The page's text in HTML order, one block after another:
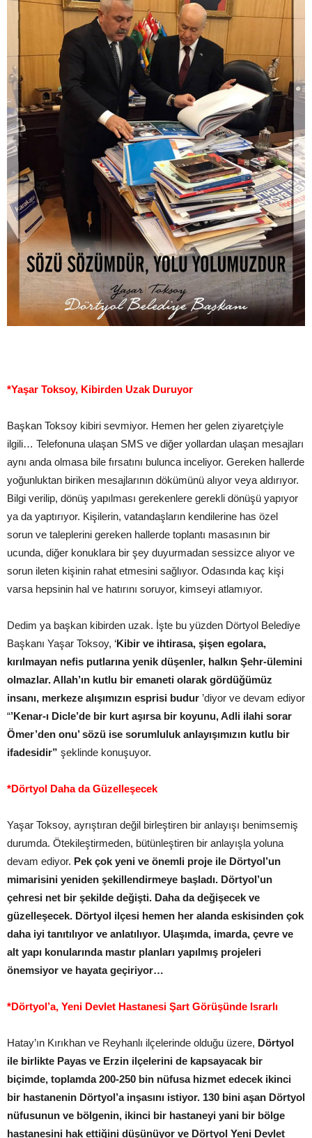
*Yaşar Toksoy, Kibirden Uzak Duruyor
Başkan Toksoy kibiri sevmiyor. Hemen her gelen ziyaretçiyle
ilgili… Telefonuna ulaşan SMS ve diğer yollardan ulaşan mesajları
aynı anda olmasa bile fırsatını bulunca inceliyor. Gereken hallerde
yoğunluktan biriken mesajlarının dökümünü alıyor veya aldırıyor.
Bilgi verilip, dönüş yapılması gerekenlere gerekli dönüşü yapıyor
ya da yaptırıyor. Kişilerin, vatandaşların kendilerine has özel
sorun ve taleplerini gereken hallerde toplantı masasının bir
ucunda, diğer konuklara bir şey duyurmadan sessizce alıyor ve
sorun ileten kişinin rahat etmesini sağlıyor. Odasında kaç kişi
varsa hepsinin hal ve hatırını soruyor, kimseyi atlamıyor.
Dedim ya başkan kibirden uzak. İşte bu yüzden Dörtyol Belediye
Başkanı Yaşar Toksoy, ‘Kibir ve ihtirasa, şişen egolara,
kırılmayan nefis putlarına yenik düşenler, halkın Şehr-ülemini
olmazlar. Allah’ın kutlu bir emaneti olarak gördüğümüz
insanı, merkeze alışımızın esprisi budur ’diyor ve devam ediyor
“’Kenar-ı Dicle’de bir kurt aşırsa bir koyunu, Adli ilahi sorar
Ömer’den onu’ sözü ise sorumluluk anlayışımızın kutlu bir
ifadesidir” şeklinde konuşuyor.
*Dörtyol Daha da Güzelleşecek
Yaşar Toksoy, ayrıştıran değil birleştiren bir anlayışı benimsemiş
durumda. Ötekileştirmeden, bütünleştiren bir anlayışla yoluna
devam ediyor. Pek çok yeni ve önemli proje ile Dörtyol’un
mimarisini yeniden şekillendirmeye başladı. Dörtyol’un
çehresi net bir şekilde değişti. Daha da değişecek ve
güzelleşecek. Dörtyol ilçesi hemen her alanda eskisinden çok
daha iyi tanıtılıyor ve anlatılıyor. Ulaşımda, imarda, çevre ve
alt yapı konularında mastır planları yapılmış projeleri
önemsiyor ve hayata geçiriyor…
*Dörtyol’a, Yeni Devlet Hastanesi Şart Görüşünde Israrlı
Hatay’ın Kırıkhan ve Reyhanlı ilçelerinde olduğu üzere, Dörtyol
ile birlikte Payas ve Erzin ilçelerini de kapsayacak bir
biçimde, toplamda 200-250 bin nüfusa hizmet edecek ikinci
bir hastanenin Dörtyol’a inşasını istiyor. 130 bini aşan Dörtyol
nüfusunun ve bölgenin, ikinci bir hastaneyi yani bir bölge
hastanesini hak ettiğini düşünüyor ve Dörtyol Yeni Devlet